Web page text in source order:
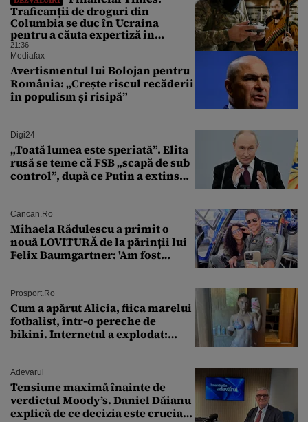
Traficanții de droguri din
Columbia se duc în Ucraina
pentru a căuta expertiză în
domeniul dronelor
21:36
Mediafax
Avertismentul lui Bolojan pentru
România: „Crește riscul recăderii
în populism și risipă”
Digi24
„Toată lumea este speriată”. Elita
rusă se teme că FSB „scapă de sub
control”, după ce Putin a extins
Cancan.ro
Mihaela Rădulescu a primit o
nouă LOVITURĂ de la părinții lui
Felix Baumgartner: 'Am fost
Prosport.ro
Cum a apărut Alicia, fiica marelui
fotbalist, într-o pereche de
bikini. Internetul a explodat:
Adevarul
Tensiune maximă înainte de
verdictul Moody’s. Daniel Dăianu
explică de ce decizia este crucială